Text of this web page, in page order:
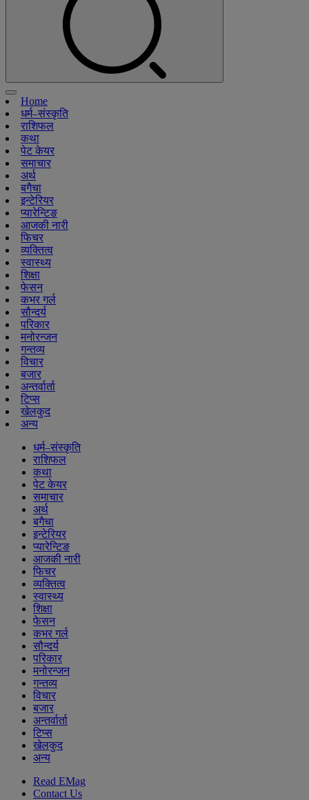
Home
धर्म–संस्कृति
राशिफल
कथा
पेट केयर
समाचार
अर्थ
बगैचा
इन्टेरियर
प्यारेन्टिङ
आजकी नारी
फिचर
व्यक्तित्व
स्वास्थ्य
शिक्षा
फेसन
कभर गर्ल
सौन्दर्य
परिकार
मनोरन्जन
गन्तव्य
विचार
बजार
अन्तर्वार्ता
टिप्स
खेलकुद
अन्य
धर्म–संस्कृति
राशिफल
कथा
पेट केयर
समाचार
अर्थ
बगैचा
इन्टेरियर
प्यारेन्टिङ
आजकी नारी
फिचर
व्यक्तित्व
स्वास्थ्य
शिक्षा
फेसन
कभर गर्ल
सौन्दर्य
परिकार
मनोरन्जन
गन्तव्य
विचार
बजार
अन्तर्वार्ता
टिप्स
खेलकुद
अन्य
Read EMag
Contact Us